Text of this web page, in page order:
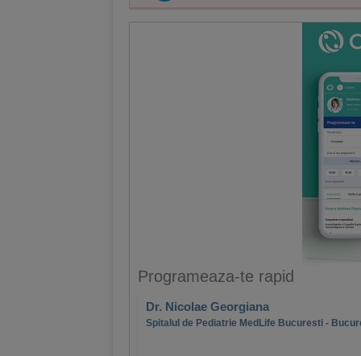
Programeaza-te rapid
Dr. Nicolae Georgiana
Spitalul de Pediatrie MedLife Bucuresti -